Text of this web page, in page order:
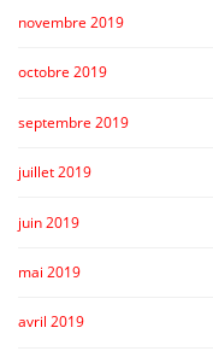
novembre 2019
octobre 2019
septembre 2019
juillet 2019
juin 2019
mai 2019
avril 2019